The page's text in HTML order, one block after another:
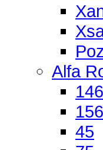
Alfa
146
156
45